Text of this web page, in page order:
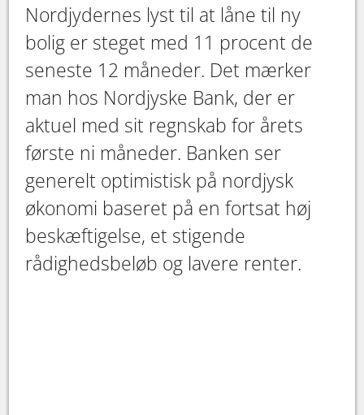
Nordjydernes lyst til at låne til ny
bolig er steget med 11 procent de
seneste 12 måneder. Det mærker
man hos Nordjyske Bank, der er
aktuel med sit regnskab for årets
første ni måneder. Banken ser
generelt optimistisk på nordjysk
økonomi baseret på en fortsat høj
beskæftigelse, et stigende
rådighedsbeløb og lavere renter.